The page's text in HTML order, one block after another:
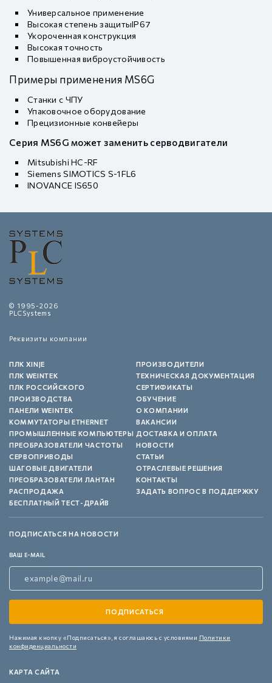
Универсальное применение
Высокая степень защитыIP67
Укороченная конструкция
Высокая точность
Повышенная виброустойчивость
Примеры применения MS6G
Станки с ЧПУ
Упаковочное оборудование
Прецизионные конвейеры
Серия MS6G может заменить серводвигатели
Mitsubishi HC-RF
Siemens SIMOTICS S-1FL6
INOVANCE IS650
© 1995-2026
PLCSystems
Реквизиты компании
ПЛК XINJE
ПЛК WEINTEK
ПЛК РОССИЙСКОГО
ПРОИЗВОДСТВА
ПАНЕЛИ WEINTEK
КОММУТАТОРЫ ETHERNET
ПРОМЫШЛЕННЫЕ КОМПЬЮТЕРЫ
ПРЕОБРАЗОВАТЕЛИ ЧАСТОТЫ
СЕРВОПРИВОДЫ
ШАГОВЫЕ ДВИГАТЕЛИ
ПРЕОБРАЗОВАТЕЛИ ЛАНТАН
РАСПРОДАЖА
БЕСПЛАТНЫЙ ТЕСТ-ДРАЙВ
ПРОИЗВОДИТЕЛИ
ТЕХНИЧЕСКАЯ ДОКУМЕНТАЦИЯ
СЕРТИФИКАТЫ
ОБУЧЕНИЕ
О КОМПАНИИ
ВАКАНСИИ
ДОСТАВКА И ОПЛАТА
НОВОСТИ
СТАТЬИ
ОТРАСЛЕВЫЕ РЕШЕНИЯ
КОНТАКТЫ
ЗАДАТЬ ВОПРОС В ПОДДЕРЖКУ
ПОДПИСАТЬСЯ НА НОВОСТИ
ВАШ E-MAIL
Нажимая кнопку «Подписаться», я соглашаюсь с условиями Политики
конфиденциальности
КАРТА САЙТА